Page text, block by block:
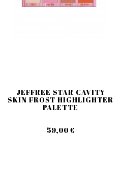
JEFFREE STAR CAVITY
SKIN FROST HIGHLIGHTER
PALETTE
59,00 €